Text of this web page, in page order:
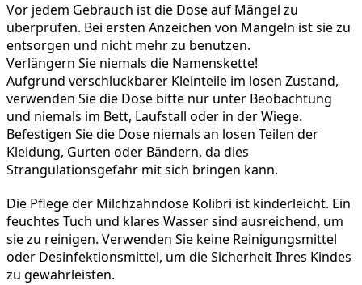
Vor jedem Gebrauch ist die Dose auf Mängel zu
überprüfen. Bei ersten Anzeichen von Mängeln ist sie zu
entsorgen und nicht mehr zu benutzen.
Verlängern Sie niemals die Namenskette!
Aufgrund verschluckbarer Kleinteile im losen Zustand,
verwenden Sie die Dose bitte nur unter Beobachtung
und niemals im Bett, Laufstall oder in der Wiege.
Befestigen Sie die Dose niemals an losen Teilen der
Kleidung, Gurten oder Bändern, da dies
Strangulationsgefahr mit sich bringen kann.
Die Pflege der Milchzahndose Kolibri ist kinderleicht. Ein
feuchtes Tuch und klares Wasser sind ausreichend, um
sie zu reinigen. Verwenden Sie keine Reinigungsmittel
oder Desinfektionsmittel, um die Sicherheit Ihres Kindes
zu gewährleisten.